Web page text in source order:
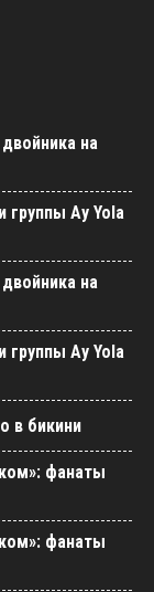
на
группы Ay Yola
на
группы Ay Yola
в бикини
фанаты
фанаты